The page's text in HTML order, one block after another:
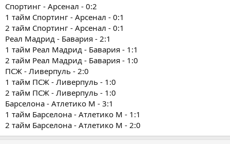
Спортинг - Арсенал - 0:2
1 тайм Спортинг - Арсенал - 0:1
2 тайм Спортинг - Арсенал - 0:1
Реал Мадрид - Бавария - 2:1
1 тайм Реал Мадрид - Бавария - 1:1
2 тайм Реал Мадрид - Бавария - 1:0
ПСЖ - Ливерпуль - 2:0
1 тайм ПСЖ - Ливерпуль - 1:0
2 тайм ПСЖ - Ливерпуль - 1:0
Барселона - Атлетико М - 3:1
1 тайм Барселона - Атлетико М - 1:1
2 тайм Барселона - Атлетико М - 2:0